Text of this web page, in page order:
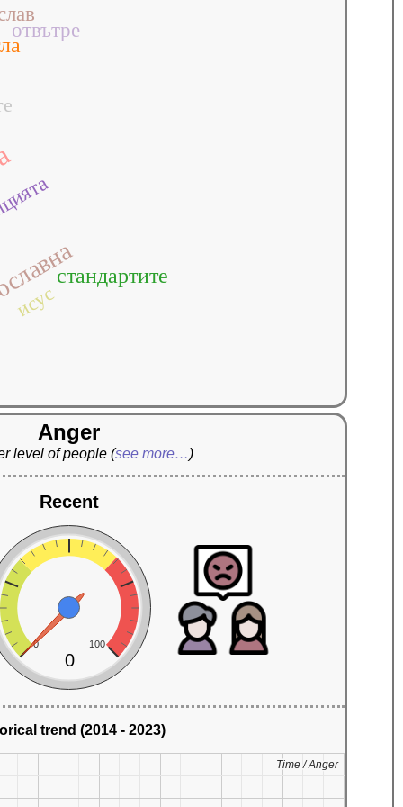
стандартите
отвътре
исус
Anger
level of people(see more…)
Recent
0 100
0
trend (2014 - 2023)
Time / Anger
Time / Anger